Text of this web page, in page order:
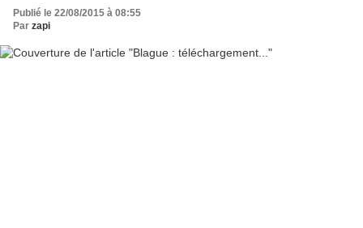
Publié le 22/08/2015 à 08:55
Par zapi